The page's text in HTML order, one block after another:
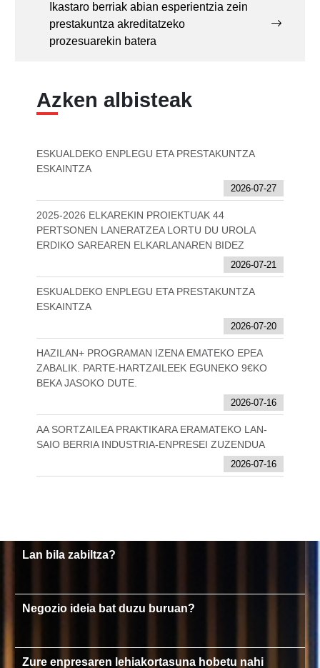
Ikastaro berriak abian esperientzia zein
prestakuntza akreditatzeko
prozesuarekin batera
Azken albisteak
ESKUALDEKO ENPLEGU ETA PRESTAKUNTZA
ESKAINTZA
2026-07-27
2025-2026 ELKAREKIN PROIEKTUAK 44
PERTSONEN LANERATZEA LORTU DU UROLA
ERDIKO SAREAREN ELKARLANAREN BIDEZ
2026-07-21
ESKUALDEKO ENPLEGU ETA PRESTAKUNTZA
ESKAINTZA
2026-07-20
HAZILAN+ PROGRAMAN IZENA EMATEKO EPEA
ZABALIK. PARTE-HARTZAILEEK EGUNEKO 9€KO
BEKA JASOKO DUTE.
2026-07-16
AA SORTZAILEA PRAKTIKARA ERAMATEKO LAN-
SAIO BERRIA INDUSTRIA-ENPRESEI ZUZENDUA
2026-07-16
Lan bila zabiltza?
Negozio ideia bat duzu buruan?
Zure enpresaren lehiakortasuna hobetu nahi